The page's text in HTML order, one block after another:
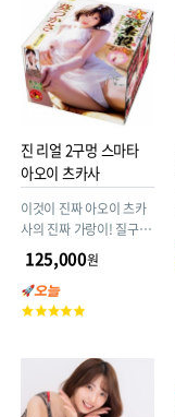
진 리얼 2구멍 스마타
아오이 츠카사
이것이 진짜 아오이 츠카
사의 진짜 가랑이! 질구멍
과 애널구멍을 리얼하게
재현했다 3.5kg
125,000원
고